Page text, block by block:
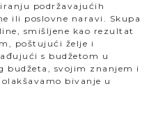
podržavajućih
ili poslovne naravi. Skupa
smišljene kao rezultat
poštujući želje i
s budžetom u
budžeta, svojim znanjem i
bivanje u